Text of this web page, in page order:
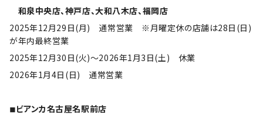
和泉中央店、神戸店、大和八木店、福岡店
2025年12月29日(月)　通常営業　※月曜定休の店舗は28日(日)
が年内最終営業
2025年12月30日(火)〜2026年1月3日(土)　休業
2026年1月4日(日)　通常営業
◾︎ビアンカ名古屋名駅前店